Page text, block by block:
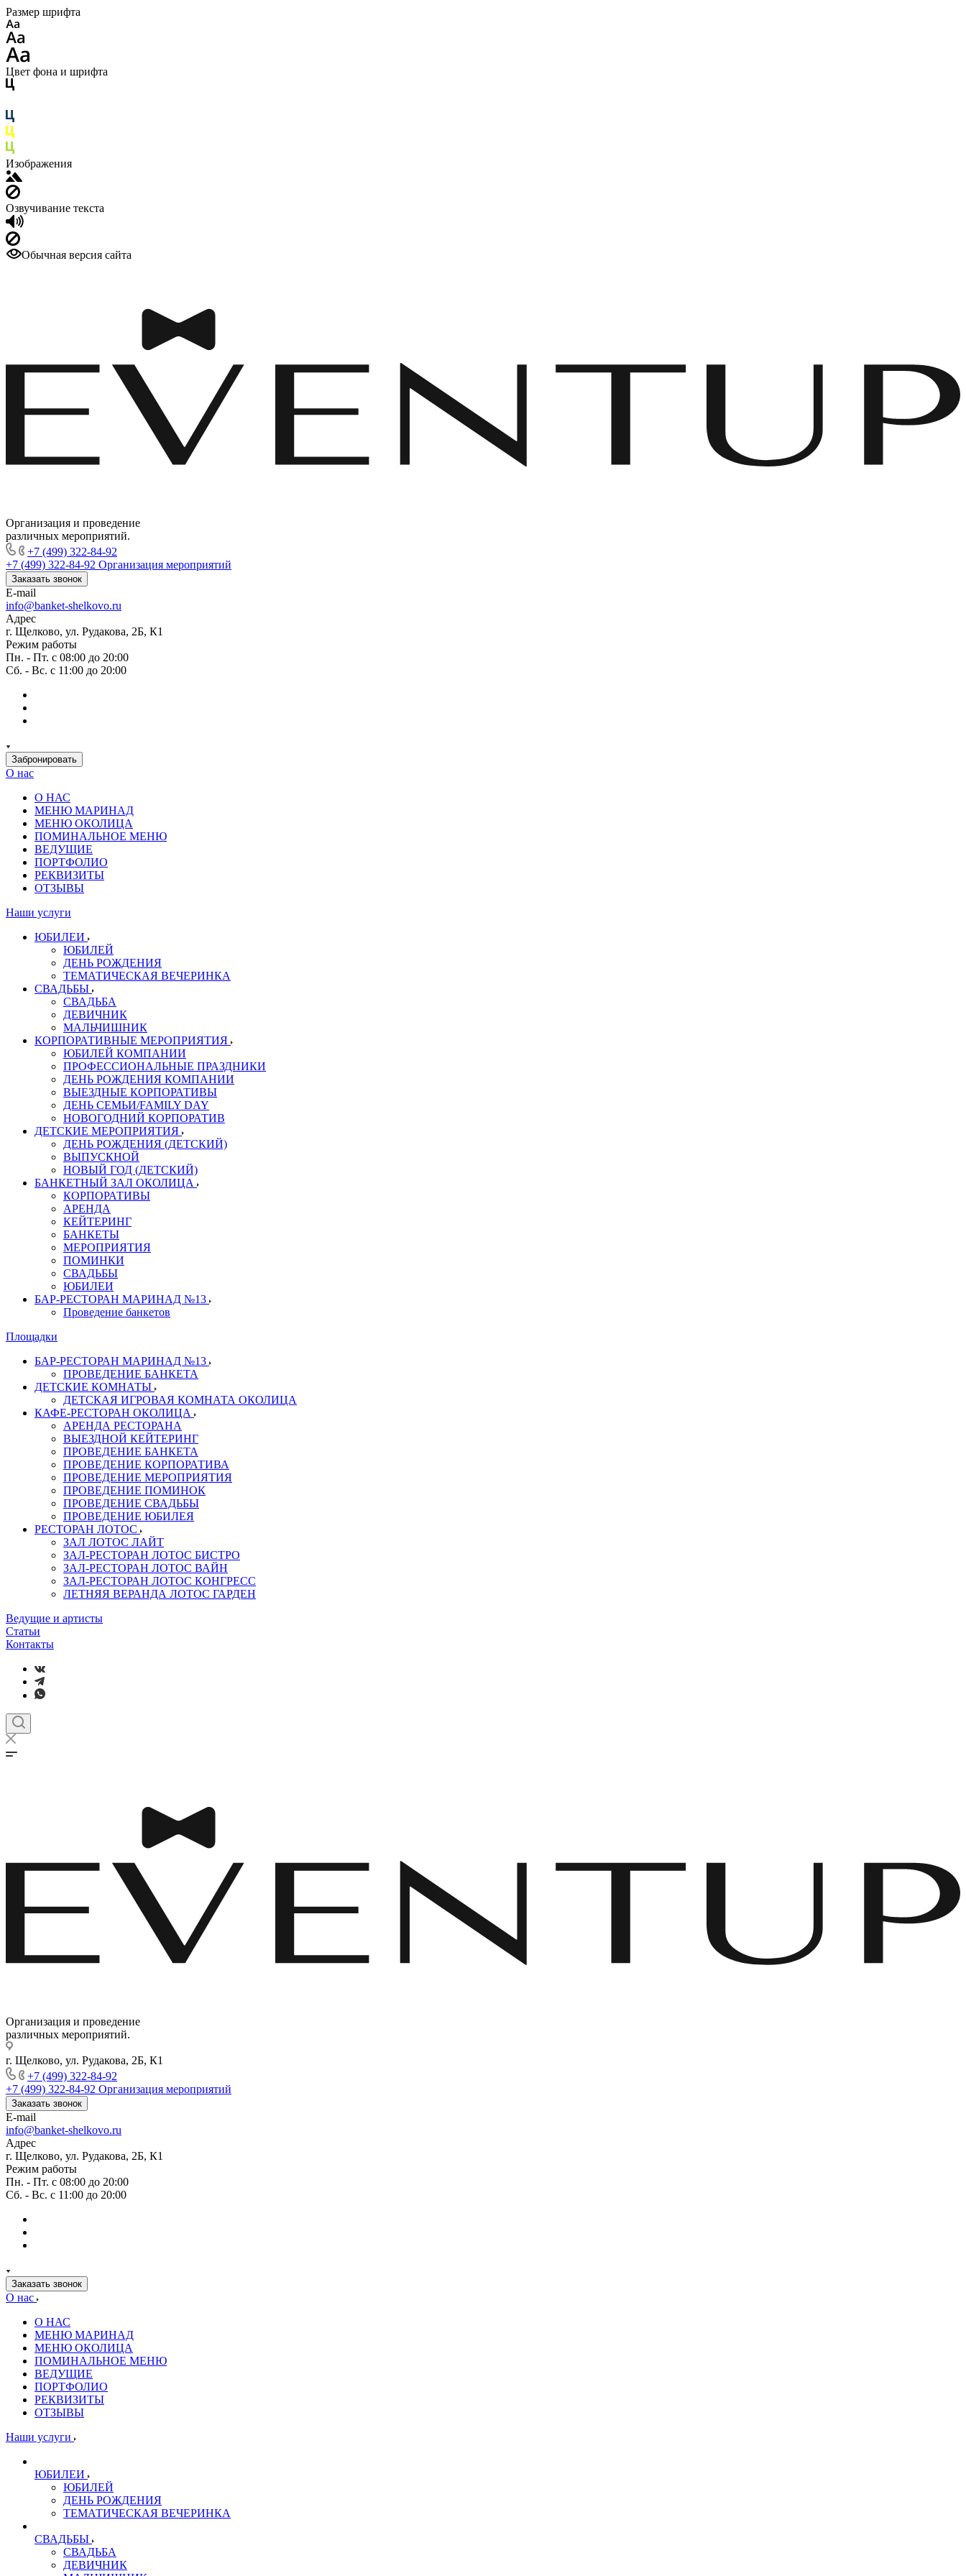
Размер шрифта
Цвет фона и шрифта
Изображения
Озвучивание текста
Обычная версия сайта
Организация и проведение
различных мероприятий.
+7 (499) 322-84-92
+7 (499) 322-84-92 Организация мероприятий
Заказать звонок
E-mail
info@banket-shelkovo.ru
Адрес
г. Щелково, ул. Рудакова, 2Б, К1
Режим работы
Пн. - Пт. с 08:00 до 20:00
Сб. - Вс. с 11:00 до 20:00
Забронировать
О нас
О НАС
МЕНЮ МАРИНАД
МЕНЮ ОКОЛИЦА
ПОМИНАЛЬНОЕ МЕНЮ
ВЕДУЩИЕ
ПОРТФОЛИО
РЕКВИЗИТЫ
ОТЗЫВЫ
Наши услуги
ЮБИЛЕИ
ЮБИЛЕЙ
ДЕНЬ РОЖДЕНИЯ
ТЕМАТИЧЕСКАЯ ВЕЧЕРИНКА
СВАДЬБЫ
СВАДЬБА
ДЕВИЧНИК
МАЛЬЧИШНИК
КОРПОРАТИВНЫЕ МЕРОПРИЯТИЯ
ЮБИЛЕЙ КОМПАНИИ
ПРОФЕССИОНАЛЬНЫЕ ПРАЗДНИКИ
ДЕНЬ РОЖДЕНИЯ КОМПАНИИ
ВЫЕЗДНЫЕ КОРПОРАТИВЫ
ДЕНЬ СЕМЬИ/FAMILY DAY
НОВОГОДНИЙ КОРПОРАТИВ
ДЕТСКИЕ МЕРОПРИЯТИЯ
ДЕНЬ РОЖДЕНИЯ (ДЕТСКИЙ)
ВЫПУСКНОЙ
НОВЫЙ ГОД (ДЕТСКИЙ)
БАНКЕТНЫЙ ЗАЛ ОКОЛИЦА
КОРПОРАТИВЫ
АРЕНДА
КЕЙТЕРИНГ
БАНКЕТЫ
МЕРОПРИЯТИЯ
ПОМИНКИ
СВАДЬБЫ
ЮБИЛЕИ
БАР-РЕСТОРАН МАРИНАД №13
Проведение банкетов
Площадки
БАР-РЕСТОРАН МАРИНАД №13
ПРОВЕДЕНИЕ БАНКЕТА
ДЕТСКИЕ КОМНАТЫ
ДЕТСКАЯ ИГРОВАЯ КОМНАТА ОКОЛИЦА
КАФЕ-РЕСТОРАН ОКОЛИЦА
АРЕНДА РЕСТОРАНА
ВЫЕЗДНОЙ КЕЙТЕРИНГ
ПРОВЕДЕНИЕ БАНКЕТА
ПРОВЕДЕНИЕ КОРПОРАТИВА
ПРОВЕДЕНИЕ МЕРОПРИЯТИЯ
ПРОВЕДЕНИЕ ПОМИНОК
ПРОВЕДЕНИЕ СВАДЬБЫ
ПРОВЕДЕНИЕ ЮБИЛЕЯ
РЕСТОРАН ЛОТОС
ЗАЛ ЛОТОС ЛАЙТ
ЗАЛ-РЕСТОРАН ЛОТОС БИСТРО
ЗАЛ-РЕСТОРАН ЛОТОС ВАЙН
ЗАЛ-РЕСТОРАН ЛОТОС КОНГРЕСС
ЛЕТНЯЯ ВЕРАНДА ЛОТОС ГАРДЕН
Ведущие и артисты
Статьи
Контакты
Организация и проведение
различных мероприятий.
г. Щелково, ул. Рудакова, 2Б, К1
+7 (499) 322-84-92
+7 (499) 322-84-92 Организация мероприятий
Заказать звонок
E-mail
info@banket-shelkovo.ru
Адрес
г. Щелково, ул. Рудакова, 2Б, К1
Режим работы
Пн. - Пт. с 08:00 до 20:00
Сб. - Вс. с 11:00 до 20:00
Заказать звонок
О нас
О НАС
МЕНЮ МАРИНАД
МЕНЮ ОКОЛИЦА
ПОМИНАЛЬНОЕ МЕНЮ
ВЕДУЩИЕ
ПОРТФОЛИО
РЕКВИЗИТЫ
ОТЗЫВЫ
Наши услуги
ЮБИЛЕИ
ЮБИЛЕЙ
ДЕНЬ РОЖДЕНИЯ
ТЕМАТИЧЕСКАЯ ВЕЧЕРИНКА
СВАДЬБЫ
СВАДЬБА
ДЕВИЧНИК